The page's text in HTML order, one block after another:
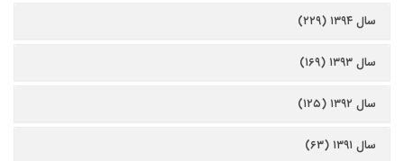
سال ۱۳۹۴ (۲۲۹)
سال ۱۳۹۳ (۱۶۹)
سال ۱۳۹۲ (۱۲۵)
سال ۱۳۹۱ (۶۳)